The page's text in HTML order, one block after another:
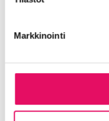
Markkinointi